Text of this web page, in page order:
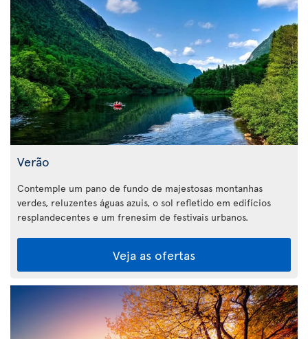
Verão
Contemple um pano de fundo de majestosas montanhas
verdes, reluzentes águas azuis, o sol refletido em edifícios
resplandecentes e um frenesim de festivais urbanos.
Veja as ofertas